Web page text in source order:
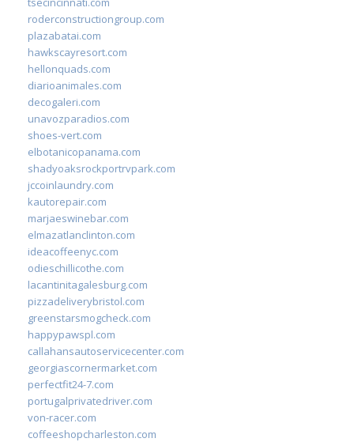
roderconstructiongroup.com
plazabatai.com
hawkscayresort.com
hellonquads.com
diarioanimales.com
decogaleri.com
unavozparadios.com
shoes-vert.com
elbotanicopanama.com
shadyoaksrockportrvpark.com
jccoinlaundry.com
kautorepair.com
marjaeswinebar.com
elmazatlanclinton.com
ideacoffeenyc.com
odieschillicothe.com
lacantinitagalesburg.com
pizzadeliverybristol.com
greenstarsmogcheck.com
happypawspl.com
callahansautoservicecenter.com
georgiascornermarket.com
perfectfit24-7.com
portugalprivatedriver.com
von-racer.com
coffeeshopcharleston.com